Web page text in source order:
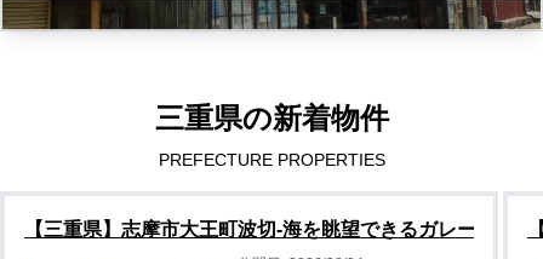
三重県の新着物件
PREFECTURE PROPERTIES
【三重県】志摩市大王町波切-海を眺望できるガレージハ